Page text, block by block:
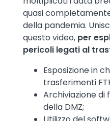
quasi
della pandemia.
questo video, per
pericoli legati al
Esposizione in
trasferimenti
Archiviazione di
della DMZ;